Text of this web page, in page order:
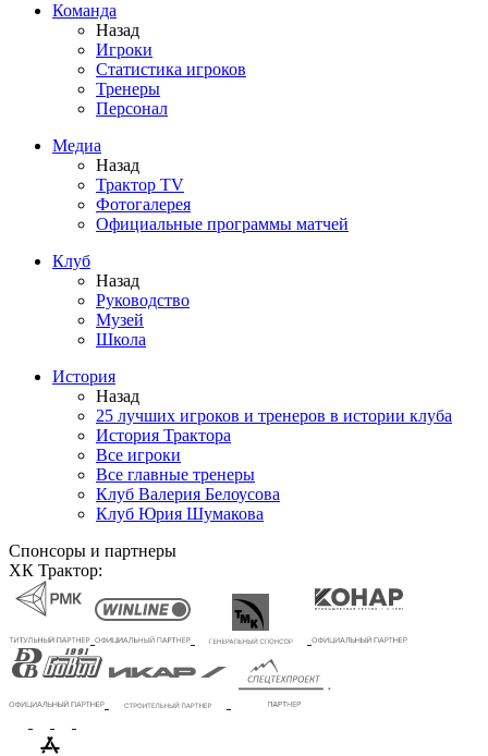
Команда
Назад
Игроки
Статистика игроков
Тренеры
Персонал
Медиа
Назад
Трактор TV
Фотогалерея
Официальные программы матчей
Клуб
Назад
Руководство
Музей
Школа
История
Назад
25 лучших игроков и тренеров в истории клуба
История Трактора
Все игроки
Все главные тренеры
Клуб Валерия Белоусова
Клуб Юрия Шумакова
Спонсоры и партнеры
ХК Трактор: